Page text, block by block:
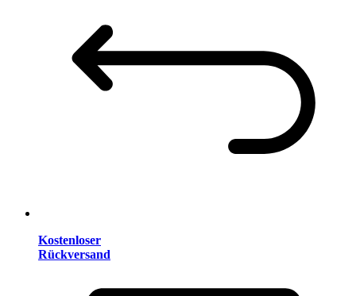
Kostenloser
Rückversand